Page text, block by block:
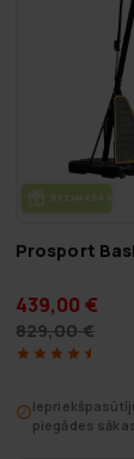
BEZ­MAK­SAS
Prosport
439,00 €
829,00 €
piegādes